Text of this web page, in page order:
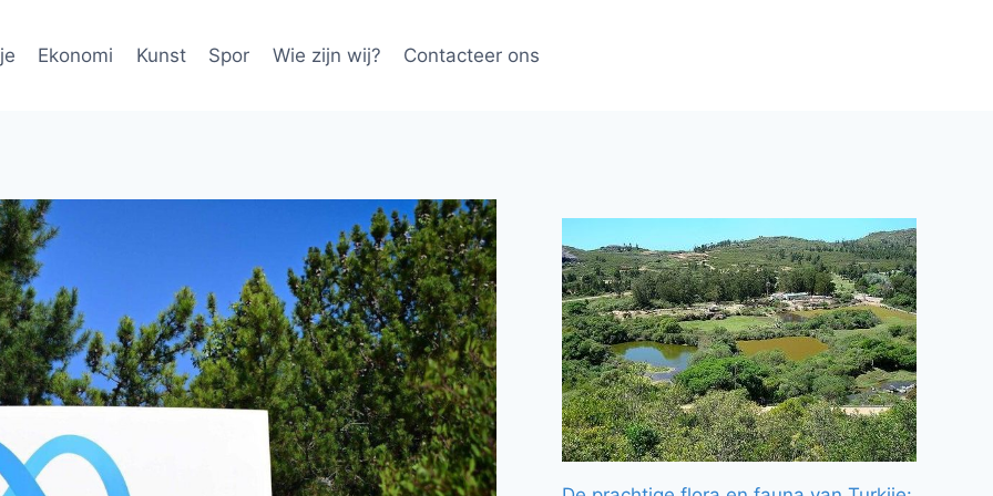
Ekonomi Kunst Spor Wie zijn wij? Contacteer ons